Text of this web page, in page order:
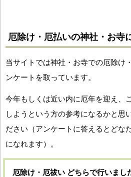
厄除け・厄払いの神社・お寺
当サイトでは神社・お寺での厄除け
ンケートを取っています。
今年もしくは近い内に厄年を迎え、
しようという方の参考になるかと思
ださい（アンケートに答えるとどな
になれます）。
厄除け・厄祓い どちらで行いまし